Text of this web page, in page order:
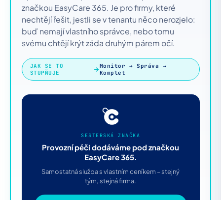
značkou EasyCare 365. Je pro firmy, které
nechtějí řešit, jestli se v tenantu něco nerozjelo:
buď nemají vlastního správce, nebo tomu
svému chtějí krýt záda druhým párem očí.
JAK SE TO
STUPŇUJE
Monitor → Správa →
Komplet
SESTERSKÁ ZNAČKA
Provozní péči dodáváme pod značkou
EasyCare 365.
Samostatná služba s vlastním ceníkem – stejný
tým, stejná firma.